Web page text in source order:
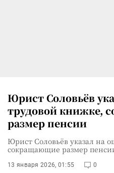
Юрист Соловьёв
трудовой книжке,
размер пенсии
Юрист Соловьёв указал на
сокращающие размер
13 января 2026, 01:55 0